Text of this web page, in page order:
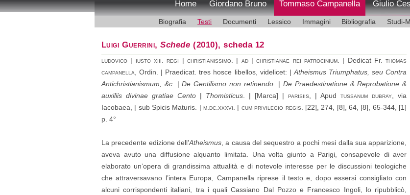
Home Giordano Bruno Tommaso Campanella Giulio
Biografia Testi Documenti Lessico Immagini Bibliografia Studi-
Luigi Guerrini,Schede (2010), scheda 12
ludovico | iusto xiii. regi | christianissimo. | ad | christianae rei patrocinium. | Dedicat Fr.thomas
campanella , Ordin. | Praedicat. tres hosce libellos, videlicet: | Atheismus Triumphatus, seu Contra
Antichristianismum, &c.
|De Gentilismo non retinendo . | De Praedestinatione & Reprobatione &
auxiliis divinae gratiae Cento| Thomisticus . | [Marca] |parisiis, | Apudtussanum dubray , via
Iacobaea, | sub Spicis Maturis. |m.dc.xxxvi. | cum privilegio regis . [22], 274, [8], 64, [8], 65-344, [1]
p. 4°
La precedente edizione dell’Atheismus, a causa del sequestro a pochi mesi dalla sua apparizione,
aveva avuto una diffusione alquanto limitata. Una volta giunto a Parigi, consapevole di aver
elaborato un’opera di grandissima attualità e di notevole interesse per le discussioni teologiche
che attraversavano l’intera Europa, Campanella riprese il testo e, dopo essersi consigliato con
alcuni corrispondenti italiani, tra i quali Cassiano Dal Pozzo e Francesco Ingoli, lo ripubblicò,